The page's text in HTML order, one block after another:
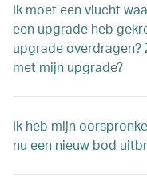
Ik moet een vlucht
een upgrade heb
upgrade overdragen?
met mijn upgrade?
Ik heb mijn
nu een nieuw bod